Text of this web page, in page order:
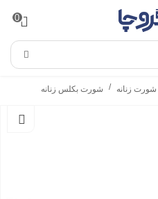
0
شورت زنانه / شورت بکلس زنانه